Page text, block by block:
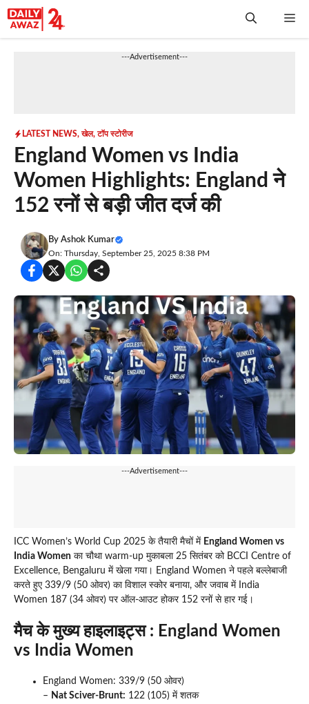
Skip
to
---Advertisement---
LATEST NEWS,खेल,टॉप स्टोरीज
England Women vs India
Women Highlights: England ने
152 रनों से बड़ी जीत दर्ज की
By Ashok Kumar
On: Thursday, September 25, 2025 8:38 PM
---Advertisement---
ICC Women’s World Cup 2025 के तैयारी मैचों में England Women vs
India Women का चौथा warm-up मुकाबला 25 सितंबर को BCCI Centre of
Excellence, Bengaluru में खेला गया। England Women ने पहले बल्लेबाजी
करते हुए 339/9 (50 ओवर) का विशाल स्कोर बनाया, और जवाब में India
Women 187 (34 ओवर) पर ऑल-आउट होकर 152 रनों से हार गई।
मैच के मुख्य हाइलाइट्स: England Women
vs India Women
England Women: 339/9 (50 ओवर)
– Nat Sciver-Brunt: 122 (105) में शतक